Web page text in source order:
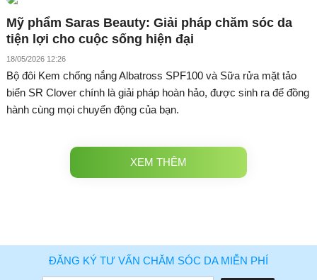
Mỹ phẩm Saras Beauty: Giải pháp chăm sóc da
tiện lợi cho cuộc sống hiện đại
18/05/2026 12:26
Bộ đôi Kem chống nắng Albatross SPF100 và Sữa rửa mặt tảo
biển SR Clover chính là giải pháp hoàn hảo, được sinh ra để đồng
hành cùng mọi chuyển động của bạn.
XEM THÊM
ĐĂNG KÝ TƯ VẤN CHĂM SÓC DA MIỄN PHÍ